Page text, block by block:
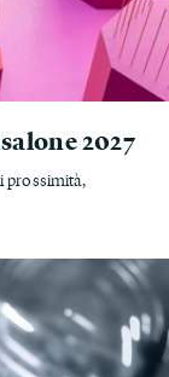
2027
prossimità,